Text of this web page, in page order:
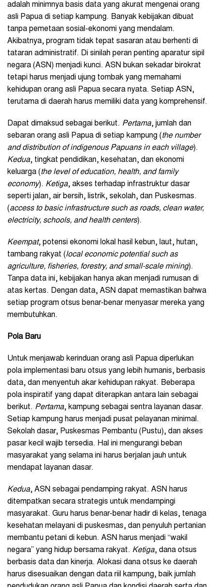
adalah minimnya basis data yang akurat mengenai orang
asli Papua di setiap kampung. Banyak kebijakan dibuat
tanpa pemetaan sosial-ekonomi yang mendalam.
Akibatnya, program tidak tepat sasaran atau berhenti di
tataran administratif. Di sinilah peran penting aparatur sipil
negara (ASN) menjadi kunci. ASN bukan sekadar birokrat
tetapi harus menjadi ujung tombak yang memahami
kehidupan orang asli Papua secara nyata. Setiap ASN,
terutama di daerah harus memiliki data yang komprehensif.
Dapat dimaksud sebagai berikut. Pertama, jumlah dan
sebaran orang asli Papua di setiap kampung (the number
and distribution of indigenous Papuans in each village).
Kedua, tingkat pendidikan, kesehatan, dan ekonomi
keluarga (the level of education, health, and family
economy). Ketiga, akses terhadap infrastruktur dasar
seperti jalan, air bersih, listrik, sekolah, dan Puskesmas.
(access to basic infrastructure such as roads, clean water,
electricity, schools, and health centers).
Keempat, potensi ekonomi lokal hasil kebun, laut, hutan,
tambang rakyat (local economic potential such as
agriculture, fisheries, forestry, and small-scale mining).
Tanpa data ini, kebijakan hanya akan menjadi rumusan di
atas kertas. Dengan data, ASN dapat memastikan bahwa
setiap program otsus benar-benar menyasar mereka yang
membutuhkan.
Pola Baru
Untuk menjawab kerinduan orang asli Papua diperlukan
pola implementasi baru otsus yang lebih humanis, berbasis
data, dan menyentuh akar kehidupan rakyat. Beberapa
pola inspiratif yang dapat diterapkan antara lain sebagai
berikut. Pertama, kampung sebagai sentra layanan dasar.
Setiap kampung harus menjadi pusat pelayanan minimal.
Sekolah dasar, Puskesmas Pembantu (Pustu), dan akses
pasar kecil wajib tersedia. Hal ini mengurangi beban
masyarakat yang selama ini harus berjalan jauh untuk
mendapat layanan dasar.
Kedua, ASN sebagai pendamping rakyat. ASN harus
ditempatkan secara strategis untuk mendampingi
masyarakat. Guru harus benar-benar hadir di kelas, tenaga
kesehatan melayani di puskesmas, dan penyuluh pertanian
membantu petani di kebun. ASN harus menjadi “wakil
negara” yang hidup bersama rakyat. Ketiga, dana otsus
berbasis data dan kinerja. Alokasi dana otsus ke daerah
harus disesuaikan dengan data riil kampung, baik jumlah